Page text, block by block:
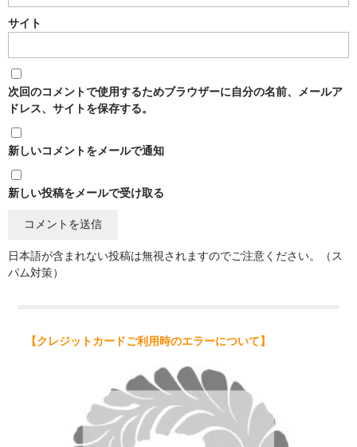
サイト
次回のコメントで使用するためブラウザーに自分の名前、メールア
ドレス、サイトを保存する。
新しいコメントをメールで通知
新しい投稿をメールで受け取る
日本語が含まれない投稿は無視されますのでご注意ください。（ス
パム対策）
【クレジットカードご利用時のエラーについて】